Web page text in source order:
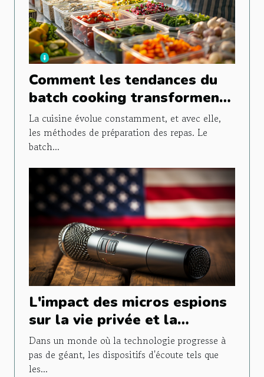
Comment les tendances du
batch cooking transforment
la préparation des repas
La cuisine évolue constamment, et avec elle,
les méthodes de préparation des repas. Le
batch...
L'impact des micros espions
sur la vie privée et la
législation en vigueur
Dans un monde où la technologie progresse à
pas de géant, les dispositifs d'écoute tels que
les...